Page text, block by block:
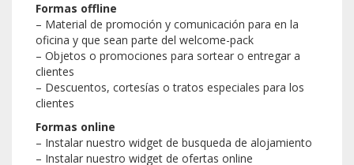
Formas offline
– Material de promoción y comunicación para en la
oficina y que sean parte del welcome-pack
– Objetos o promociones para sortear o entregar a
clientes
– Descuentos, cortesías o tratos especiales para los
clientes
Formas online
– Instalar nuestro widget de busqueda de alojamiento
– Instalar nuestro widget de ofertas online